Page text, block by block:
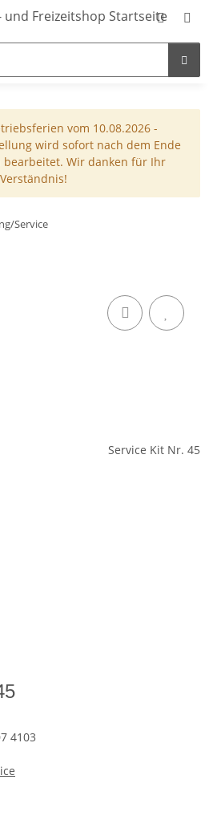
vom 10.08.2026 -
wird sofort nach dem Ende
Wir danken für Ihr
Verständnis!
Service
4103